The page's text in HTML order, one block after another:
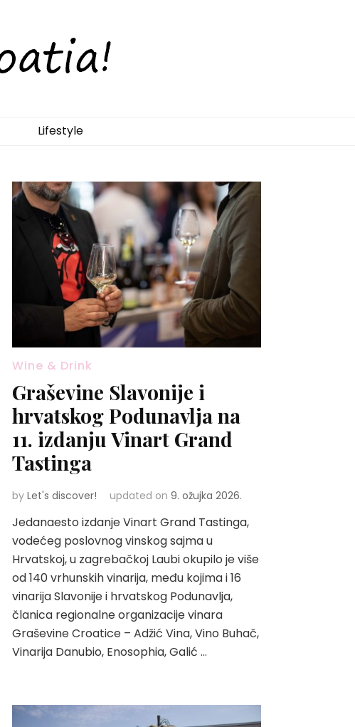
Lifestyle
Wine & Drink
Graševine Slavonije i
hrvatskog Podunavlja na
11. izdanju Vinart Grand
Tastinga
by Let's discover! updated on 9. ožujka 2026.
Jedanaesto izdanje Vinart Grand Tastinga,
vodećeg poslovnog vinskog sajma u
Hrvatskoj, u zagrebačkoj Laubi okupilo je više
od 140 vrhunskih vinarija, među kojima i 16
vinarija Slavonije i hrvatskog Podunavlja,
članica regionalne organizacije vinara
Graševine Croatice – Adžić Vina, Vino Buhač,
Vinarija Danubio, Enosophia, Galić …